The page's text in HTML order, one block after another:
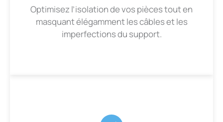
Optimisez l’isolation de vos pièces tout en
masquant élégamment les câbles et les
imperfections du support.